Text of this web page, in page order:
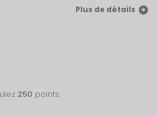
Plus de détails
250 points.